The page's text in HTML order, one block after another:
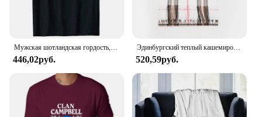
Мужская шотландская гордость, Шотландия, килт, подарок, отец, папа, футболка, Европейский хлопок, мужские топы, рубашка, Классическая новейшая рубашка, футболка для фитнеса
446,02руб.
Эдинбургский теплый кашемировый мужской шарф шаль шотландский шарф в шотландскую клетку
520,59руб.